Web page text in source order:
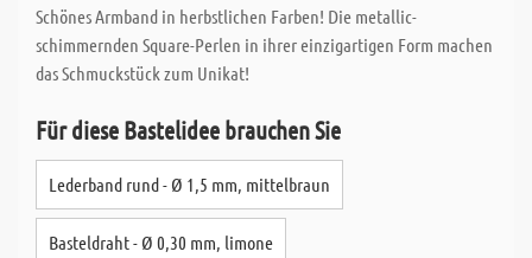
Schönes Armband in herbstlichen Farben! Die metallic-
schimmernden Square-Perlen in ihrer einzigartigen Form machen
das Schmuckstück zum Unikat!
Für diese Bastelidee brauchen Sie
Lederband rund - Ø 1,5 mm, mittelbraun
Basteldraht - Ø 0,30 mm, limone